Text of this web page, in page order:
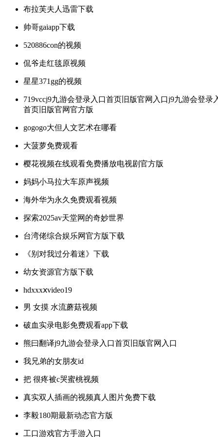
布拉芙夫人迅雷下载
帅哥gaiapp下载
520886con的视频
侃爷走红毯原视频
星星371gg的视频
719vccj9九游会登录入口首页旧版官网入口j9九游会登录
首页旧版官网官方版
gogogo大但人文艺术在哪看
大菠萝免费观看
樱花视频在线观看免费播放电视剧官方版
妈妈小马拉大车原声视频
海外华为永久免费观看视频
探索2025av天堂网的奇妙世界
台湾佬综合娱乐网官方版下载
《别对我过分着迷》下载
幼女资源官方版下载
hdxxxⅹvideo19
男 女摸 水流蘑菇视频
破血实录电影免费观看app下载
熊曰翻译j9九游会登录入口首页旧版官网入口
我兄弟的女朋友id
把 很疼被c哭蜜桃视频
真实双人插画的视频真人图片免费下载
李毅180期最新动态官方版
工口游戏官方手游入口